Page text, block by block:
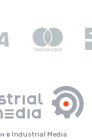
в Industrial Media